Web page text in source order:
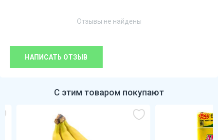
Отзывы не найдены
НАПИСАТЬ ОТЗЫВ
С этим товаром покупают